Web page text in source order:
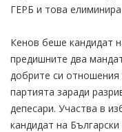
ГЕРБ и това
Кенов беше кандидат
предишните два
добрите си отношения
партията заради
депесари. Участва в
кандидат на